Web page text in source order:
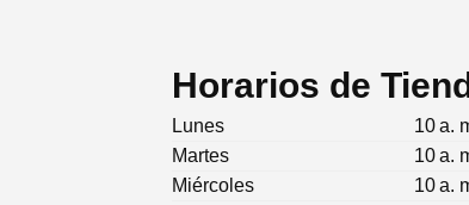
Horarios de
Lunes
10 a.
Martes
10 a.
Miércoles
10 a.